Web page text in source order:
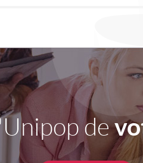
de